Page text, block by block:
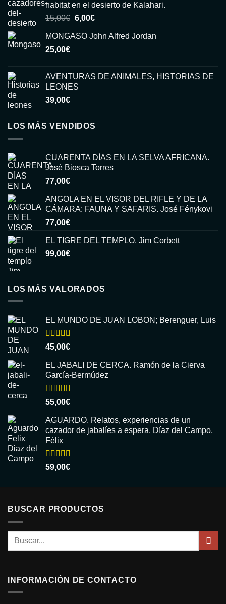
habitat en el desierto de Kalahari.
15,00€ El
original
6,00€El
actual
MONGASO John Alfred Jordan
25,00€
AVENTURAS DE ANIMALES, HISTORIAS DE
LEONES
39,00€
LOS MÁS VENDIDOS
CUARENTA DÍAS EN LA SELVA AFRICANA.
José Biosca Torres
77,00€
ANGOLA EN EL VISOR DEL RIFLE Y DE LA
CÁMARA: FAUNA Y SAFARIS. José Fénykovi
77,00€
EL TIGRE DEL TEMPLO. Jim Corbett
99,00€
LOS MÁS VALORADOS
EL MUNDO DE JUAN LOBON; Berenguer, Luis
Valorado
con
5
45,00€
EL JABALI DE CERCA. Ramón de la Cierva
García-Bermúdez
Valorado
con
5
55,00€
AGUARDO. Relatos, experiencias de un
cazador de jabalíes a espera. Díaz del Campo,
Félix
Valorado
con
59,00€
BUSCAR PRODUCTOS
Buscar
INFORMACIÓN DE CONTACTO